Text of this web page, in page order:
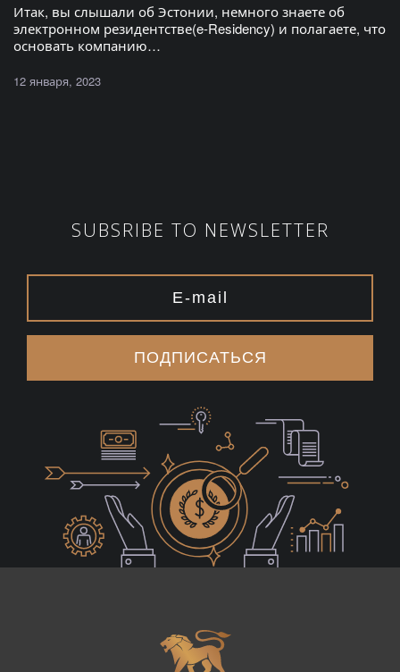
Итак, вы слышали об Эстонии, немного знаете об
электронном резидентстве(e-Residency) и полагаете, что
основать компанию…
12 января, 2023
SUBSRIBE TO NEWSLETTER
ПОДПИСАТЬСЯ